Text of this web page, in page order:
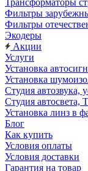
Трансформаторы
Фильтры
Фильтры
Экодеры
Акции
Услуги
Установка
Установка
Студия автозвука,
Студия
Установка линз в
Блог
Как купить
Условия оплаты
Условия доставки
Гарантия на товар